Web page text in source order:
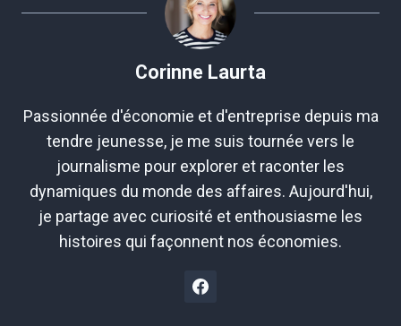
Corinne Laurta
Passionnée d'économie et d'entreprise depuis ma
tendre jeunesse, je me suis tournée vers le
journalisme pour explorer et raconter les
dynamiques du monde des affaires. Aujourd'hui,
je partage avec curiosité et enthousiasme les
histoires qui façonnent nos économies.